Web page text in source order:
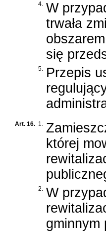
4. W
trwała
się
5. Przepis
Art. 16. 1.
której
2. W
gminnym